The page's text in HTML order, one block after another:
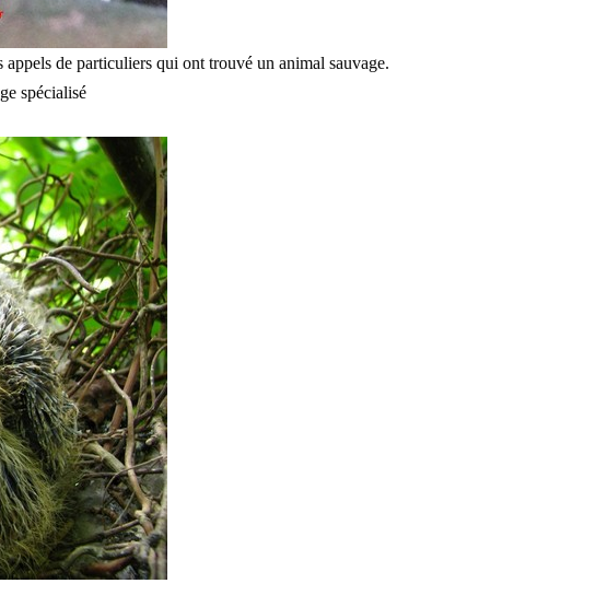
de particuliers qui ont trouvé un animal sauvage.
spécialisé